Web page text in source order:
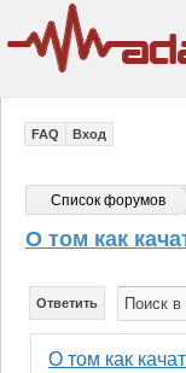
FAQ Вход
Список форумов
О том как
Ответить
О том как